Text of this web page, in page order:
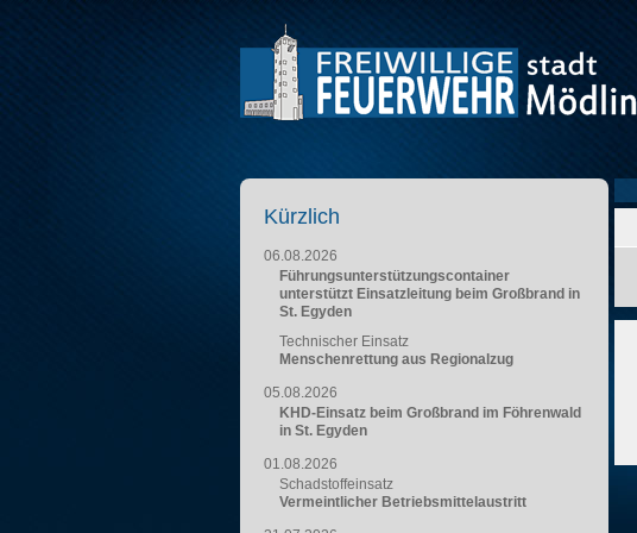
Kürzlich
06.08.2026
Führungsunterstützungscontainer
unterstützt Einsatzleitung beim Großbrand in
St. Egyden
Technischer Einsatz
Menschenrettung aus Regionalzug
05.08.2026
KHD-Einsatz beim Großbrand im Föhrenwald
in St. Egyden
01.08.2026
Schadstoffeinsatz
Vermeintlicher Betriebsmittelaustritt